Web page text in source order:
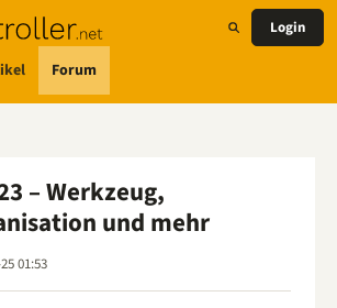
Forum
Login
– Werkzeug,
und mehr
01:53